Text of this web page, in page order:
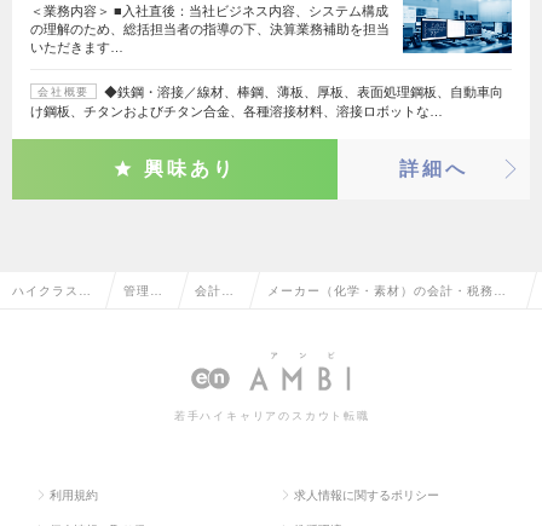
＜業務内容＞ ■入社直後：当社ビジネス内容、システム構成
の理解のため、総括担当者の指導の下、決算業務補助を担当
いただきます…
会社概要
◆鉄鋼・溶接／線材、棒鋼、薄板、厚板、表面処理鋼板、自動車向
け鋼板、チタンおよびチタン合金、各種溶接材料、溶接ロボットな…
興味あり 詳細へ
ハイクラス求 管理部 会計・ メーカー（化学・素材）の会計・税務の
若手ハイキャリアのスカウト転職
利用規約 求人情報に関するポリシー